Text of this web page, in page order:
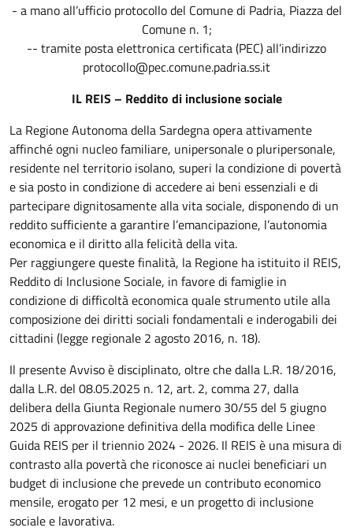
- a mano all’ufficio protocollo del Comune di Padria, Piazza del
Comune n. 1;
-- tramite posta elettronica certificata (PEC) all’indirizzo
protocollo@pec.comune.padria.ss.it
IL REIS – Reddito di inclusione sociale
La Regione Autonoma della Sardegna opera attivamente
affinché ogni nucleo familiare, unipersonale o pluripersonale,
residente nel territorio isolano, superi la condizione di povertà
e sia posto in condizione di accedere ai beni essenziali e di
partecipare dignitosamente alla vita sociale, disponendo di un
reddito sufficiente a garantire l’emancipazione, l’autonomia
economica e il diritto alla felicità della vita.
Per raggiungere queste finalità, la Regione ha istituito il REIS,
Reddito di Inclusione Sociale, in favore di famiglie in
condizione di difficoltà economica quale strumento utile alla
composizione dei diritti sociali fondamentali e inderogabili dei
cittadini (legge regionale 2 agosto 2016, n. 18).
Il presente Avviso è disciplinato, oltre che dalla L.R. 18/2016,
dalla L.R. del 08.05.2025 n. 12, art. 2, comma 27, dalla
delibera della Giunta Regionale numero 30/55 del 5 giugno
2025 di approvazione definitiva della modifica delle Linee
Guida REIS per il triennio 2024 - 2026. Il REIS è una misura di
contrasto alla povertà che riconosce ai nuclei beneficiari un
budget di inclusione che prevede un contributo economico
mensile, erogato per 12 mesi, e un progetto di inclusione
sociale e lavorativa.